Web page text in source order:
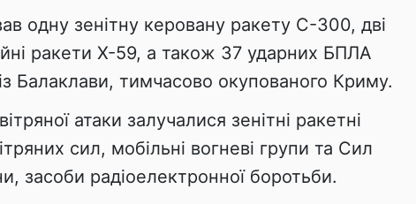
одну зенітну керовану ракету С-300, дві
ракети Х-59, а також 37 ударних БПЛА
Балаклави, тимчасово окупованого Криму.
атаки залучалися зенітні ракетні
сил, мобільні вогневі групи та Сил
засоби радіоелектронної боротьби.